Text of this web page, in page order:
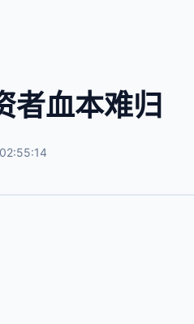
血本难归